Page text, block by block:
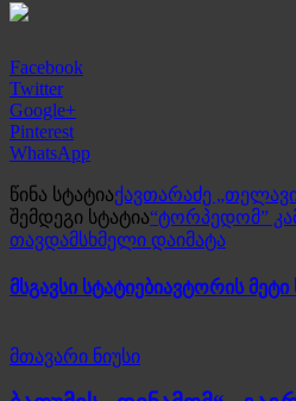
Facebook
Twitter
Google+
Pinterest
WhatsApp
წინა სტატიაქავთარაძე
შემდეგი სტატია“ტორპედომ”
თავდამსხმელი დაიმატა
მსგავსი სტატიებიავტორის მეტი
მთავარი ნიუსი